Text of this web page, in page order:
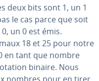
deux bits sont 1, un 1
le cas parce que soit
un 0 est émis.
18 et 25 pour notre
en tant que nombre
binaire. Nous